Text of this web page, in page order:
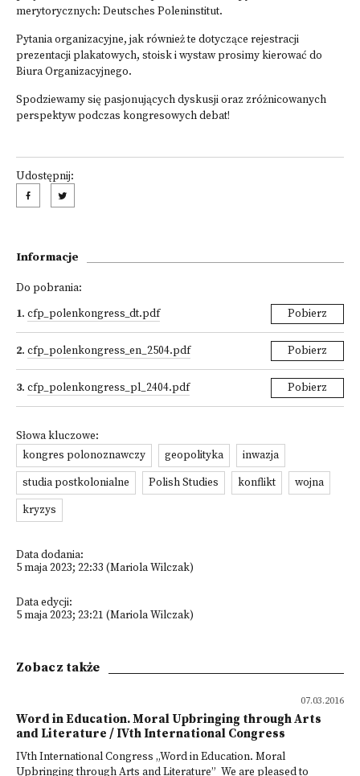
merytorycznych: Deutsches Poleninstitut.
Pytania organizacyjne, jak również te dotyczące rejestracji
prezentacji plakatowych, stoisk i wystaw prosimy kierować do
Biura Organizacyjnego.
Spodziewamy się pasjonujących dyskusji oraz zróżnicowanych
perspektyw podczas kongresowych debat!
Udostępnij:
Informacje
Do pobrania:
1. cfp_polenkongress_dt.pdf Pobierz
2. cfp_polenkongress_en_2504.pdf Pobierz
3. cfp_polenkongress_pl_2404.pdf Pobierz
Słowa kluczowe:
kongres polonoznawczy
geopolityka
inwazja
studia postkolonialne
Polish Studies konflikt
wojna
kryzys
Data dodania:
5 maja 2023; 22:33 (Mariola Wilczak)
Data edycji:
5 maja 2023; 23:21 (Mariola Wilczak)
Zobacz także
07.03.2016
Word in Education. Moral Upbringing through Arts
and Literature / IVth International Congress
IVth International Congress „Word in Education. Moral
Upbringing through Arts and Literature” We are pleased to